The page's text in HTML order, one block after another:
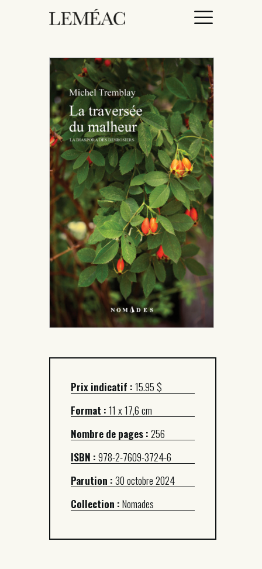
ACCUEIL
CATALOGUE
AUTEURICES
DROITS / RIGHTS
À PROPOS
Prix indicatif :15.95 $
Format :11 x 17,6 cm
Nombre de pages :256
ISBN :978-2-7609-3724-6
Parution :30 octobre 2024
Collection :Nomades